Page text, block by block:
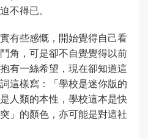
不得已。
有些感慨，開始覺得自己看
角，可是卻不自覺覺得以前
有一絲希望，現在卻知道這
這樣寫：「學校是迷你版的
人類的本性，學校這本是快
」的顏色，亦可能是對這社